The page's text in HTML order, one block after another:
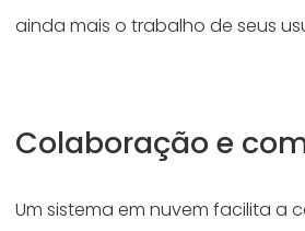
ainda mais o trabalho de seus
Colaboração e
Um sistema em nuvem facilita a